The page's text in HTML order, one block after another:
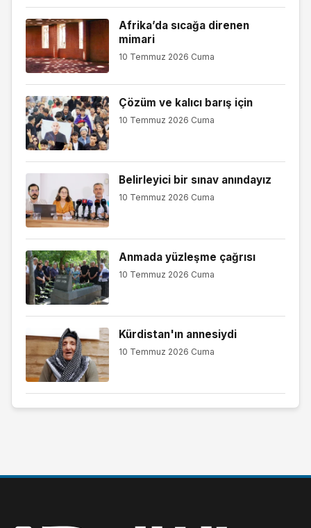
Afrika’da sıcağa direnen
mimari
10 Temmuz 2026 Cuma
Çözüm ve kalıcı barış için
10 Temmuz 2026 Cuma
Belirleyici bir sınav anındayız
10 Temmuz 2026 Cuma
Anmada yüzleşme çağrısı
10 Temmuz 2026 Cuma
Kürdistan'ın annesiydi
10 Temmuz 2026 Cuma